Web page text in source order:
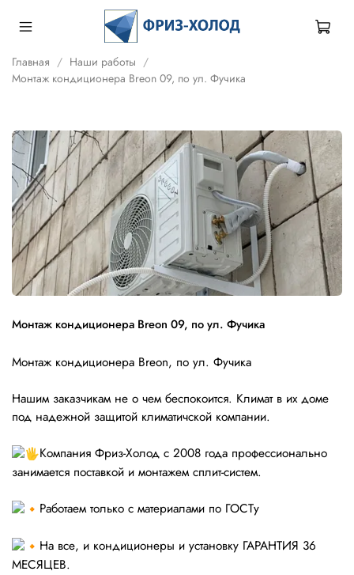
Главная
Наши работы
Монтаж кондиционера Breon 09, по ул. Фучика
Монтаж кондиционера Breon 09, по ул. Фучика
Монтаж кондиционера Breon, по ул. Фучика
Нашим заказчикам не о чем беспокоится. Климат в их доме
под надежной защитой климатичской компании.
Компания Фриз-Холод с 2008 года профессионально
занимается поставкой и монтажем сплит-систем.
Работаем только с материалами по ГОСТу
На все, и кондиционеры и установку ГАРАНТИЯ 36
МЕСЯЦЕВ.